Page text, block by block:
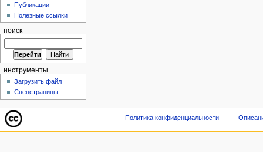
Публикации
Полезные ссылки
поиск
инструменты
Загрузить файл
Спецстраницы
Политика конфиденциальности